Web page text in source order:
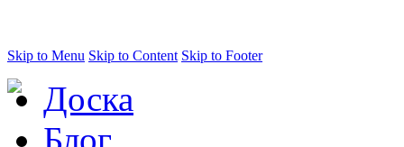
Skip to Menu Skip to Content Skip to Footer
Доска